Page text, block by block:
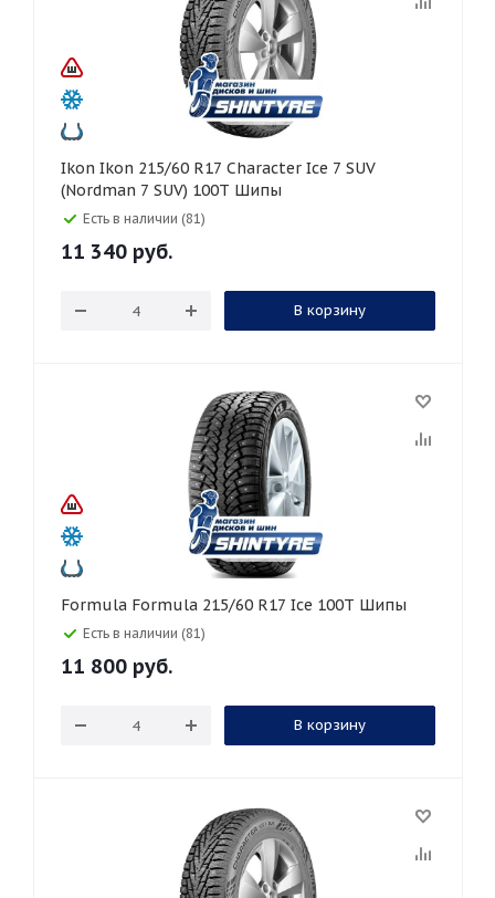
Ikon Ikon 215/60 R17 Character Ice 7 SUV
(Nordman 7 SUV) 100T Шипы
Есть в наличии (81)
11 340 руб.
В корзину
Formula Formula 215/60 R17 Ice 100T Шипы
Есть в наличии (81)
11 800 руб.
В корзину